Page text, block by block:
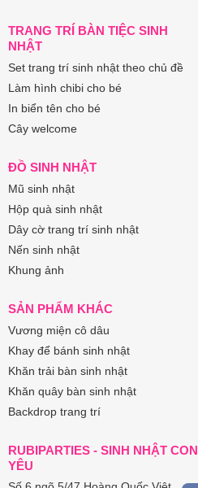
TRANG TRÍ BÀN TIỆC SINH
NHẬT
Set trang trí sinh nhật theo chủ đề
Làm hình chibi cho bé
In biển tên cho bé
Cây welcome
ĐỒ SINH NHẬT
Mũ sinh nhật
Hộp quà sinh nhật
Dây cờ trang trí sinh nhật
Nến sinh nhật
Khung ảnh
SẢN PHẨM KHÁC
Vương miện cô dâu
Khay để bánh sinh nhật
Khăn trải bàn sinh nhật
Khăn quây bàn sinh nhật
Backdrop trang trí
RUBIPARTIES - SINH NHẬT CON
YÊU